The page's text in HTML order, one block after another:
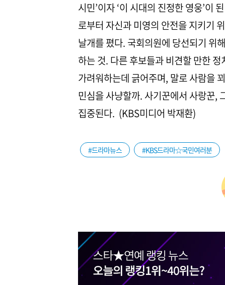
시민’이자 ‘이 시대의 진정한 영웅’이
로부터 자신과 미영의 안전을 지키기
날개를 폈다. 국회의원에 당선되기 위
하는 것. 다른 후보들과 비견할 만한
가려워하는데 긁어주며, 말로 사람을
민심을 사냥할까. 사기꾼에서 사랑꾼,
집중된다. (KBS미디어 박재환)
#드라마뉴스 #KBS드라마☆국민여러분